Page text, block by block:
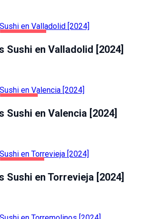
Sushi en Valladolid [2024]
Sushi en Valencia [2024]
Sushi en Torrevieja [2024]